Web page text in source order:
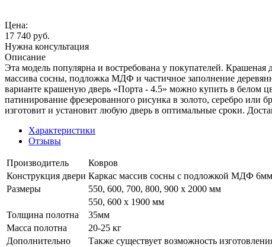
Цена:
17 740 руб.
Нужна консультация
Описание
Эта модель популярна и востребована у покупателей. Крашеная
массива сосны, подложка МДФ и частичное заполнение
варианте крашеную дверь «Порта - 4.5» можно купить в белом
патинирование фрезерованного рисунка в золото, серебро
изготовит и установит любую дверь в оптимальные сроки.
Характеристики
Отзывы
Производитель
Ковров
Конструкция двери Каркас массив сосны с подложкой МДФ
Размеры
550, 600, 700, 800, 900 x 2000 мм
550, 600 х 1900 мм
Толщина полотна
35мм
Масса полотна
20-25 кг
Дополнительно
Также существует возможность